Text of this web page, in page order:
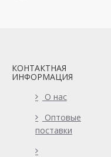
КОНТАКТНАЯ
ИНФОРМАЦИЯ
О нас
Оптовые
поставки